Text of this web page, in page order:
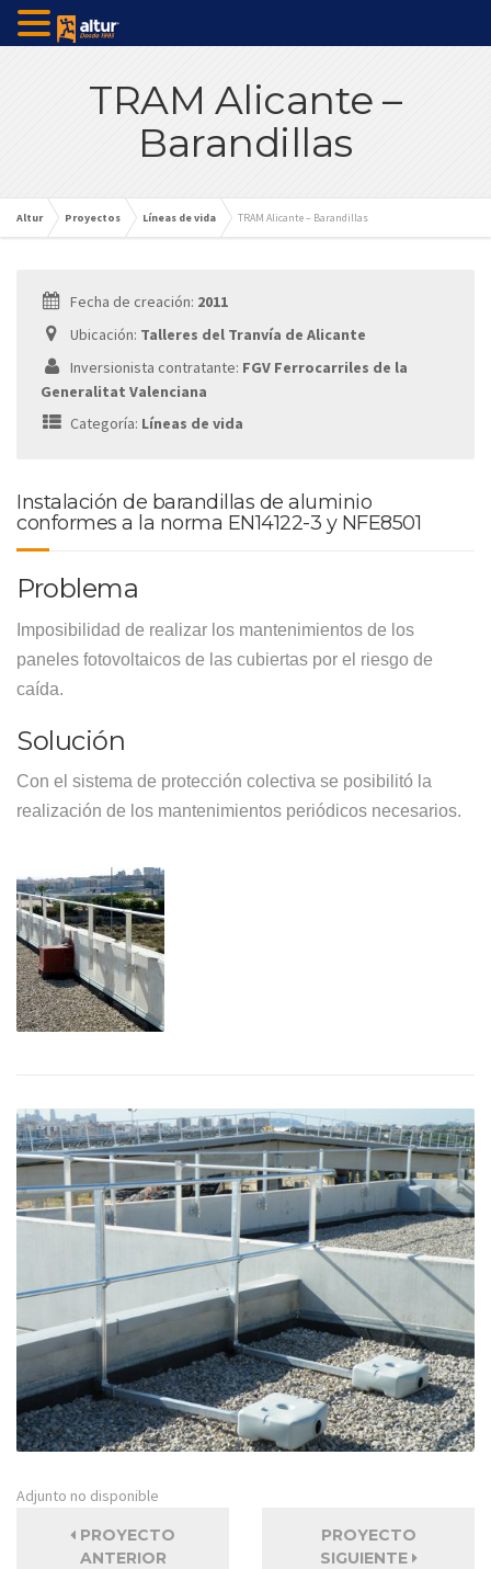
TRAM Alicante –
Barandillas
Altur Proyectos Líneas de vida TRAM Alicante – Barandillas
Fecha de creación: 2011
Ubicación: Talleres del Tranvía de Alicante
Inversionista contratante: FGV Ferrocarriles de la
Generalitat Valenciana
Categoría: Líneas de vida
Instalación de barandillas de aluminio
conformes a la norma EN14122-3 y NFE8501
Problema
Imposibilidad de realizar los mantenimientos de los
paneles fotovoltaicos de las cubiertas por el riesgo de
caída.
Solución
Con el sistema de protección colectiva se posibilitó la
realización de los mantenimientos periódicos necesarios.
Adjunto no disponible
PROYECTO
ANTERIOR
PROYECTO
SIGUIENTE